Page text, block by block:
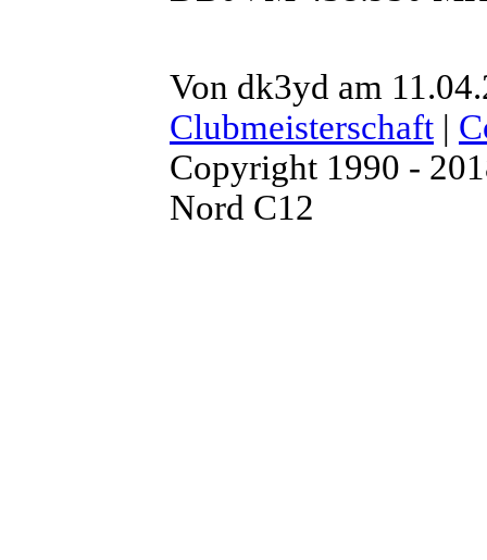
Von dk3yd am
Clubmeisterschaft |
Copyright 1990 -
Nord C12